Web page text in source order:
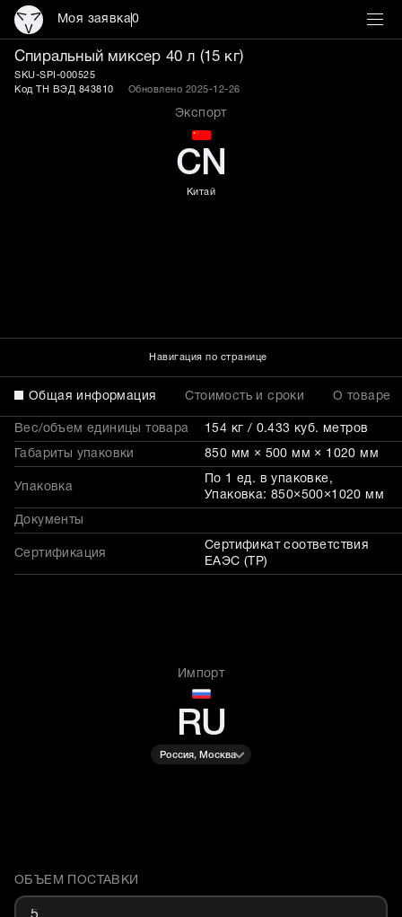
Моя заявка0
Спиральный миксер 40 л
Спиральный миксер 40 л (15 кг)
SKU-SPI-000525
Код ТН ВЭД 843810
Обновлено 2025-12-26
Экспорт
CN
Китай
Навигация по странице
Общая информация Стоимость и сроки О товаре
Вес/объем единицы товара 154 кг / 0.433 куб. метров
Габариты упаковки 850 мм × 500 мм × 1020 мм
Упаковка
По 1 ед. в упаковке,
Упаковка: 850×500×1020 мм
Документы
Сертификация
Сертификат соответствия
ЕАЭС (ТР)
Импорт
RU
Россия, Москва
Доставка и объем поставки
ОБЪЕМ ПОСТАВКИ